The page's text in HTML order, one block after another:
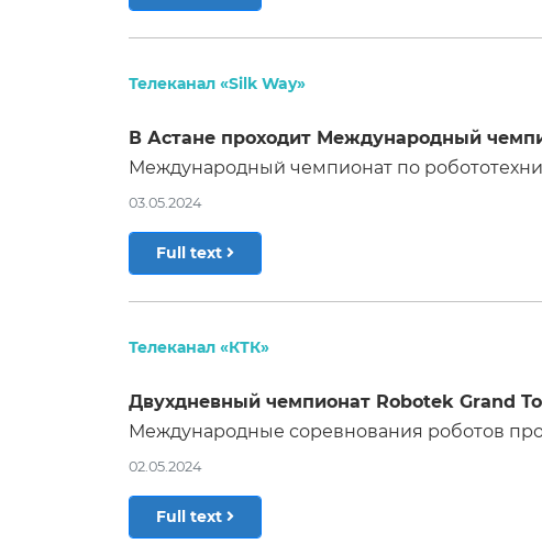
Телеканал «Silk Way»
В Астане проходит Международный
Международный чемпионат по
03.05.2024
Full text
Телеканал «КТК»
Двухдневный чемпионат Robotek Grand
Международные соревнования роботов
02.05.2024
Full text